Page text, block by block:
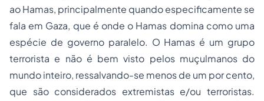
ao Hamas, principalmente quando especificamente se
fala em Gaza, que é onde o Hamas domina como uma
espécie de governo paralelo. O Hamas é um grupo
terrorista e não é bem visto pelos muçulmanos do
mundo inteiro, ressalvando-se menos de um por cento,
que são considerados extremistas e/ou terroristas.